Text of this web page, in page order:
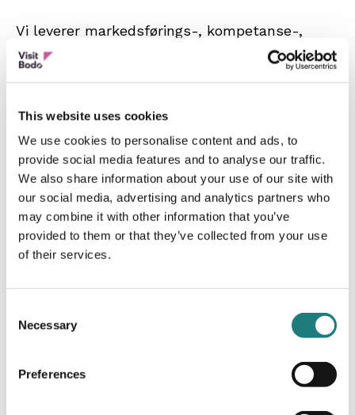
This website uses cookies
We use cookies to personalise content and ads, to
provide social media features and to analyse our traffic.
We also share information about your use of our site with
our social media, advertising and analytics partners who
may combine it with other information that you’ve
provided to them or that they’ve collected from your use
of their services.
Selection
Necessary
Preferences
Vi leverer markedsførings-, kompetanse-,
nettverks- og utviklingstjenester
til reiselivsnæringen i Bodø & Salten.
Vi skal bidra til økt lønnsomhet, bærekraft og
sysselsetting for deg som medlem, partner og
til kommunene i Salten. Vi skal bidra til flere
besøkende til Bodø & Salten gjennom
omdømmebygging, ansvarlig markedsføring,
opinionspåvirkning, bærekraftig utvikling og
innovasjon, innsikt, kompetanse, vertskap og